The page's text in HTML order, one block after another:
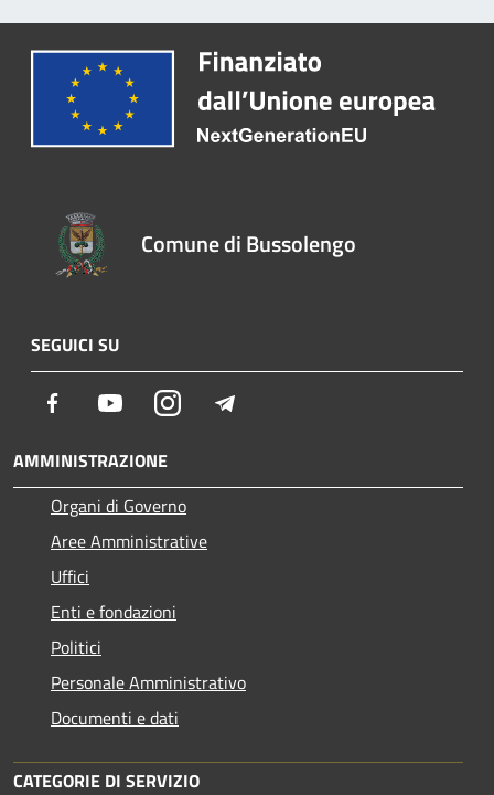
Comune di Bussolengo
SEGUICI SU
Facebook YoutubeInstagram
AMMINISTRAZIONE
Organi di Governo
Aree Amministrative
Uffici
Enti e fondazioni
Politici
Personale Amministrativo
Documenti e dati
CATEGORIE DI SERVIZIO